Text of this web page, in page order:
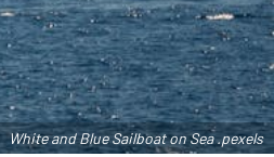
White and Blue Sailboat on Sea .pexels